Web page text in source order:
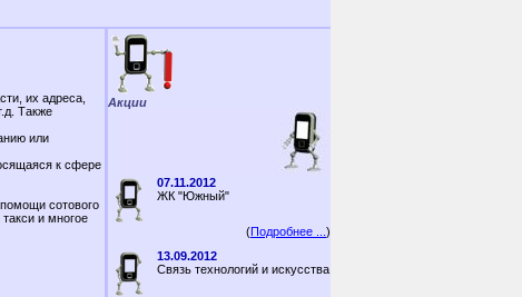
их адреса,
Также
или
к сфере
сотового
и многое
Акции
07.11.2012
ЖК "Южный"
(Подробнее ... )
13.09.2012
Связь технологий и искусства